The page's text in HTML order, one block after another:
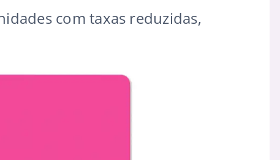
com taxas reduzidas,